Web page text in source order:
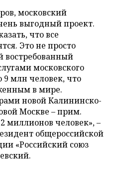
московский
выгодный проект.
что все
Это не просто
востребованный
московского
9 млн человек, что
в мире.
новой Калининско-
Москве – прим.
миллионов человек»,–
общероссийской
«Российский союз